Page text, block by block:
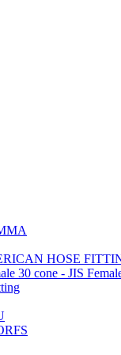
HOSE
30 cone - JIS